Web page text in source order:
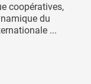
coopératives,
du
...